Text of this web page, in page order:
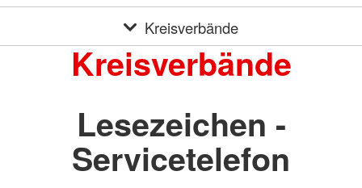
Kreisverbände
Kreisverbände
Lesezeichen -
Servicetelefon